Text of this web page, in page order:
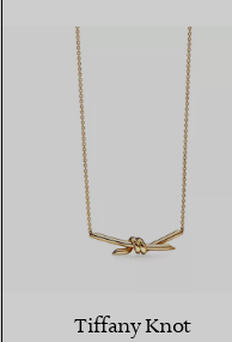
Tiffany Knot